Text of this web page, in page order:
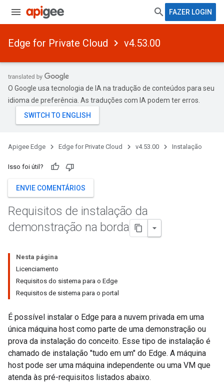
FAZER LOGIN
Edge for Private Cloud v4.53.00
O Google usa tecnologia de IA na tradução de conteúdos para seu
idioma de preferência. As traduções com IA podem ter erros.
Apigee Edge Edge for Private Cloud v4.53.00 Instalação
Isso foi útil?
ENVIE COMENTÁRIOS
Requisitos de instalação da
demonstração na borda
Nesta página
Licenciamento
Requisitos do sistema para o Edge
Requisitos de sistema para o portal
É possível instalar o Edge para a nuvem privada em uma
única máquina host como parte de uma demonstração ou
prova da instalação do conceito. Esse tipo de instalação é
chamado de instalação "tudo em um" do Edge. A máquina
host pode ser uma máquina independente ou uma VM que
atenda às pré-requisitos listados abaixo.